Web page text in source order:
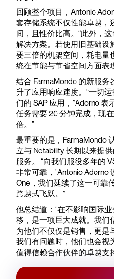
回顾整个项目，Antonio
套存储系统不仅性能卓越，
间，且性价比高。“此外，
解决方案。若使用旧基础设
要三倍的机架空间，耗电量
统在节能与节省空间方面表
结合 FarmaMondo 的新服务
升了应用响应速度。“一切
们的 SAP 应用，”Adorno 表
任务需要 20 分钟完成，现
倍。”
最重要的是，FarmaMondo
立与 Netability 长期以来提
服务。 “向我们服役多年的
非常可靠，”Antonio Adorno
One，我们延续了这一可靠
跨越式飞跃。”
他总结道：“在不影响国际
移，是一项巨大成就。我们
为他们不仅仅是销售，更是
我们有问题时，他们也会视
值得信赖合作伙伴的卓越支